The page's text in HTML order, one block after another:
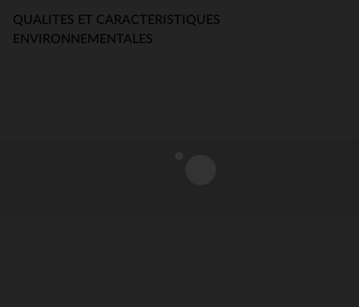
QUALITES ET CARACTERISTIQUES
ENVIRONNEMENTALES